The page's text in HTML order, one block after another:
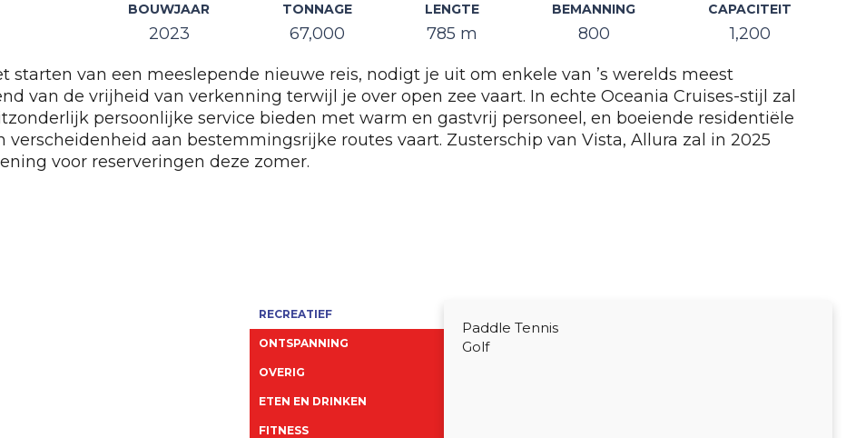
BOUWJAAR
2023
TONNAGE
67,000
LENGTE
785 m
BEMANNING
800
CAPACITEIT
1,200
van een meeslepende nieuwe reis, nodigt je uit om enkele van ’s werelds meest
van de vrijheid van verkenning terwijl je over open zee vaart. In echte Oceania Cruises-stijl zal
persoonlijke service bieden met warm en gastvrij personeel, en boeiende residentiële
aan bestemmingsrijke routes vaart. Zusterschip van Vista, Allura zal in 2025
voor reserveringen deze zomer.
RECREATIEF
ONTSPANNING
OVERIG
ETEN EN DRINKEN
FITNESS
Paddle Tennis
Golf